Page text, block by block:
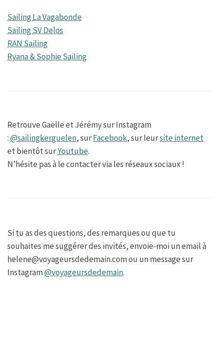
Sailing La Vagabonde
Sailing SV Delos
RAN Sailing
Ryana & Sophie Sailing
Retrouve Gaëlle et Jérémy sur Instagram
:@sailingkerguelen, surFacebook, sur leursite internet
et bientôt surYoutube.
N’hésite pas à le contacter via les réseaux sociaux !
Si tu as des questions, des remarques ou que tu
souhaites me suggérer des invités, envoie-moi un email à
helene@voyageursdedemain.com ou un message sur
Instagram@voyageursdedemain.